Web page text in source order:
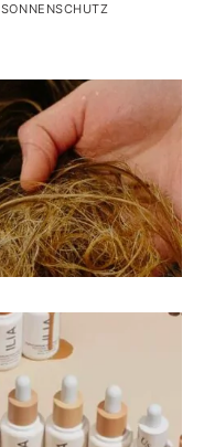
SONNENSCHUTZ